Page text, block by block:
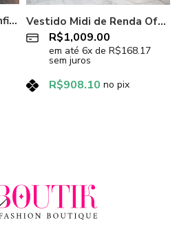
Vestido Midi de Renda Infinity Off-White Vestido Midi de Renda Off-White Victory
R$1,009.00
em até 6x de R$168.17
sem juros
R$908.10 no pix